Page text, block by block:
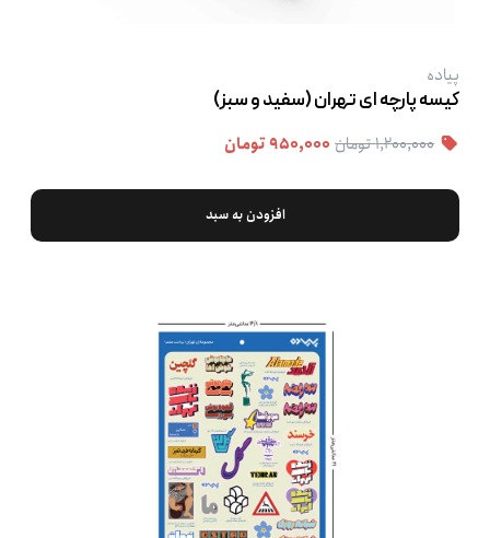
پیاده
کیسه پارچه ‌ای تهران (سفید و سبز)
۱,۲۰۰,۰۰۰ تومان ۹۵۰,۰۰۰ تومان
افزودن به سبد